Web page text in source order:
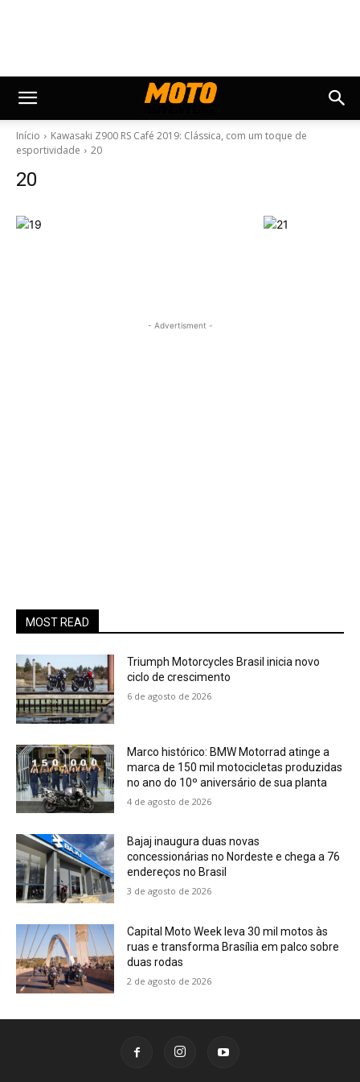
Início
Kawasaki Z900 RS Café 2019: Clássica, com um toque de
esportividade
20
20
- Advertisment -
MOST READ
Triumph Motorcycles Brasil inicia novo
ciclo de crescimento
6 de agosto de 2026
Marco histórico: BMW Motorrad atinge a
marca de 150 mil motocicletas produzidas
no ano do 10º aniversário de sua planta
4 de agosto de 2026
Bajaj inaugura duas novas
concessionárias no Nordeste e chega a 76
endereços no Brasil
3 de agosto de 2026
Capital Moto Week leva 30 mil motos às
ruas e transforma Brasília em palco sobre
duas rodas
2 de agosto de 2026